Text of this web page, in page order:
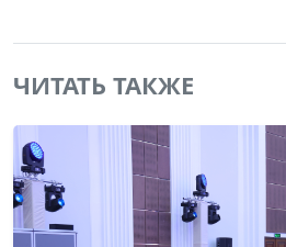
ЧИТАТЬ ТАКЖЕ